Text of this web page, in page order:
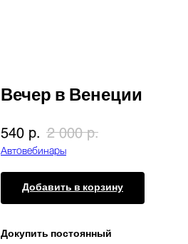
Вечер в Венеции
540 р. 2 000 р.
Автовебинары
Добавить в корзину
Докупить постоянный